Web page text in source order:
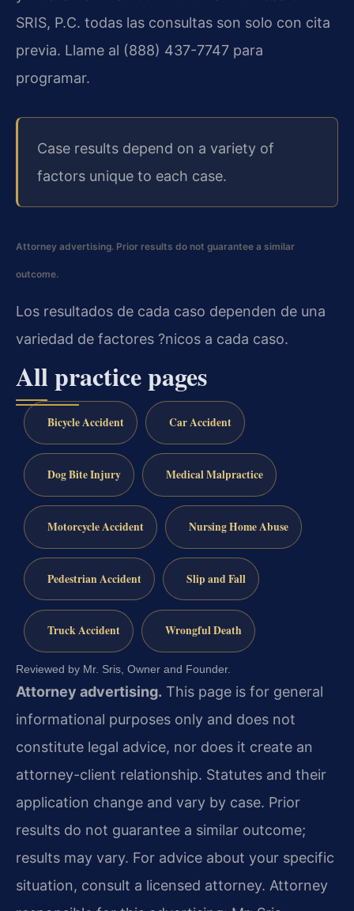
SRIS, P.C. todas las consultas son solo con cita
previa. Llame al (888) 437-7747 para
programar.
Case results depend on a variety of
factors unique to each case.
Attorney advertising. Prior results do not guarantee a similar
outcome.
Los resultados de cada caso dependen de una
variedad de factores ?nicos a cada caso.
All practice pages
Bicycle Accident Car Accident
Dog Bite Injury Medical Malpractice
Motorcycle Accident Nursing Home Abuse
Pedestrian Accident Slip and Fall
Truck Accident Wrongful Death
Reviewed by Mr. Sris, Owner and Founder.
Attorney advertising. This page is for general
informational purposes only and does not
constitute legal advice, nor does it create an
attorney-client relationship. Statutes and their
application change and vary by case. Prior
results do not guarantee a similar outcome;
results may vary. For advice about your specific
situation, consult a licensed attorney. Attorney